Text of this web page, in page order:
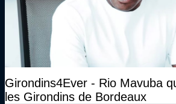
Girondins4Ever - Rio Mavuba
les Girondins de Bordeaux